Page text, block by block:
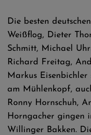
Die besten
Weißflog, Dieter
Schmitt, Michael
Richard Freitag,
Markus
am Mühlenkopf,
Ronny Hornschuh,
Horngacher gingen
Willinger Bakken.